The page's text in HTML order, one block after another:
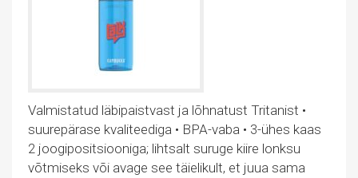
Valmistatud läbipaistvast ja lõhnatust Tritanist •
suurepärase kvaliteediga • BPA-vaba • 3-ühes kaas
2 joogipositsiooniga; lihtsalt suruge kiire lonksu
võtmiseks või avage see täielikult, et juua sama